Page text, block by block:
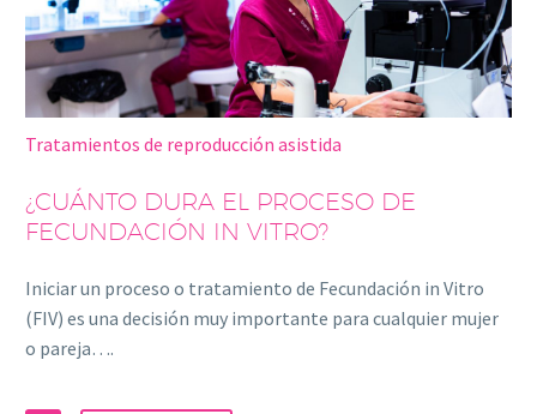
Tratamientos de reproducción asistida
¿CUÁNTO DURA EL PROCESO DE
FECUNDACIÓN IN VITRO?
Iniciar un proceso o tratamiento de Fecundación in Vitro
(FIV) es una decisión muy importante para cualquier mujer
o pareja….